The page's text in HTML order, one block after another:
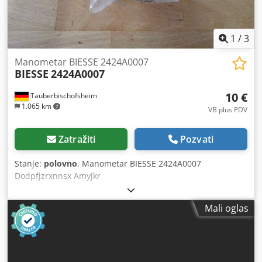
1 /3
Tauberbischofsheim
1.065 km
Manometar BIESSE 2424A0007
BIESSE 2424A0007
10 €
VB plus PDV
Zatražiti Pozvati
Stanje: polovno, Manometar BIESSE 2424A0007
Dodpfjzrxnnsx Amyjkr
Mali oglas